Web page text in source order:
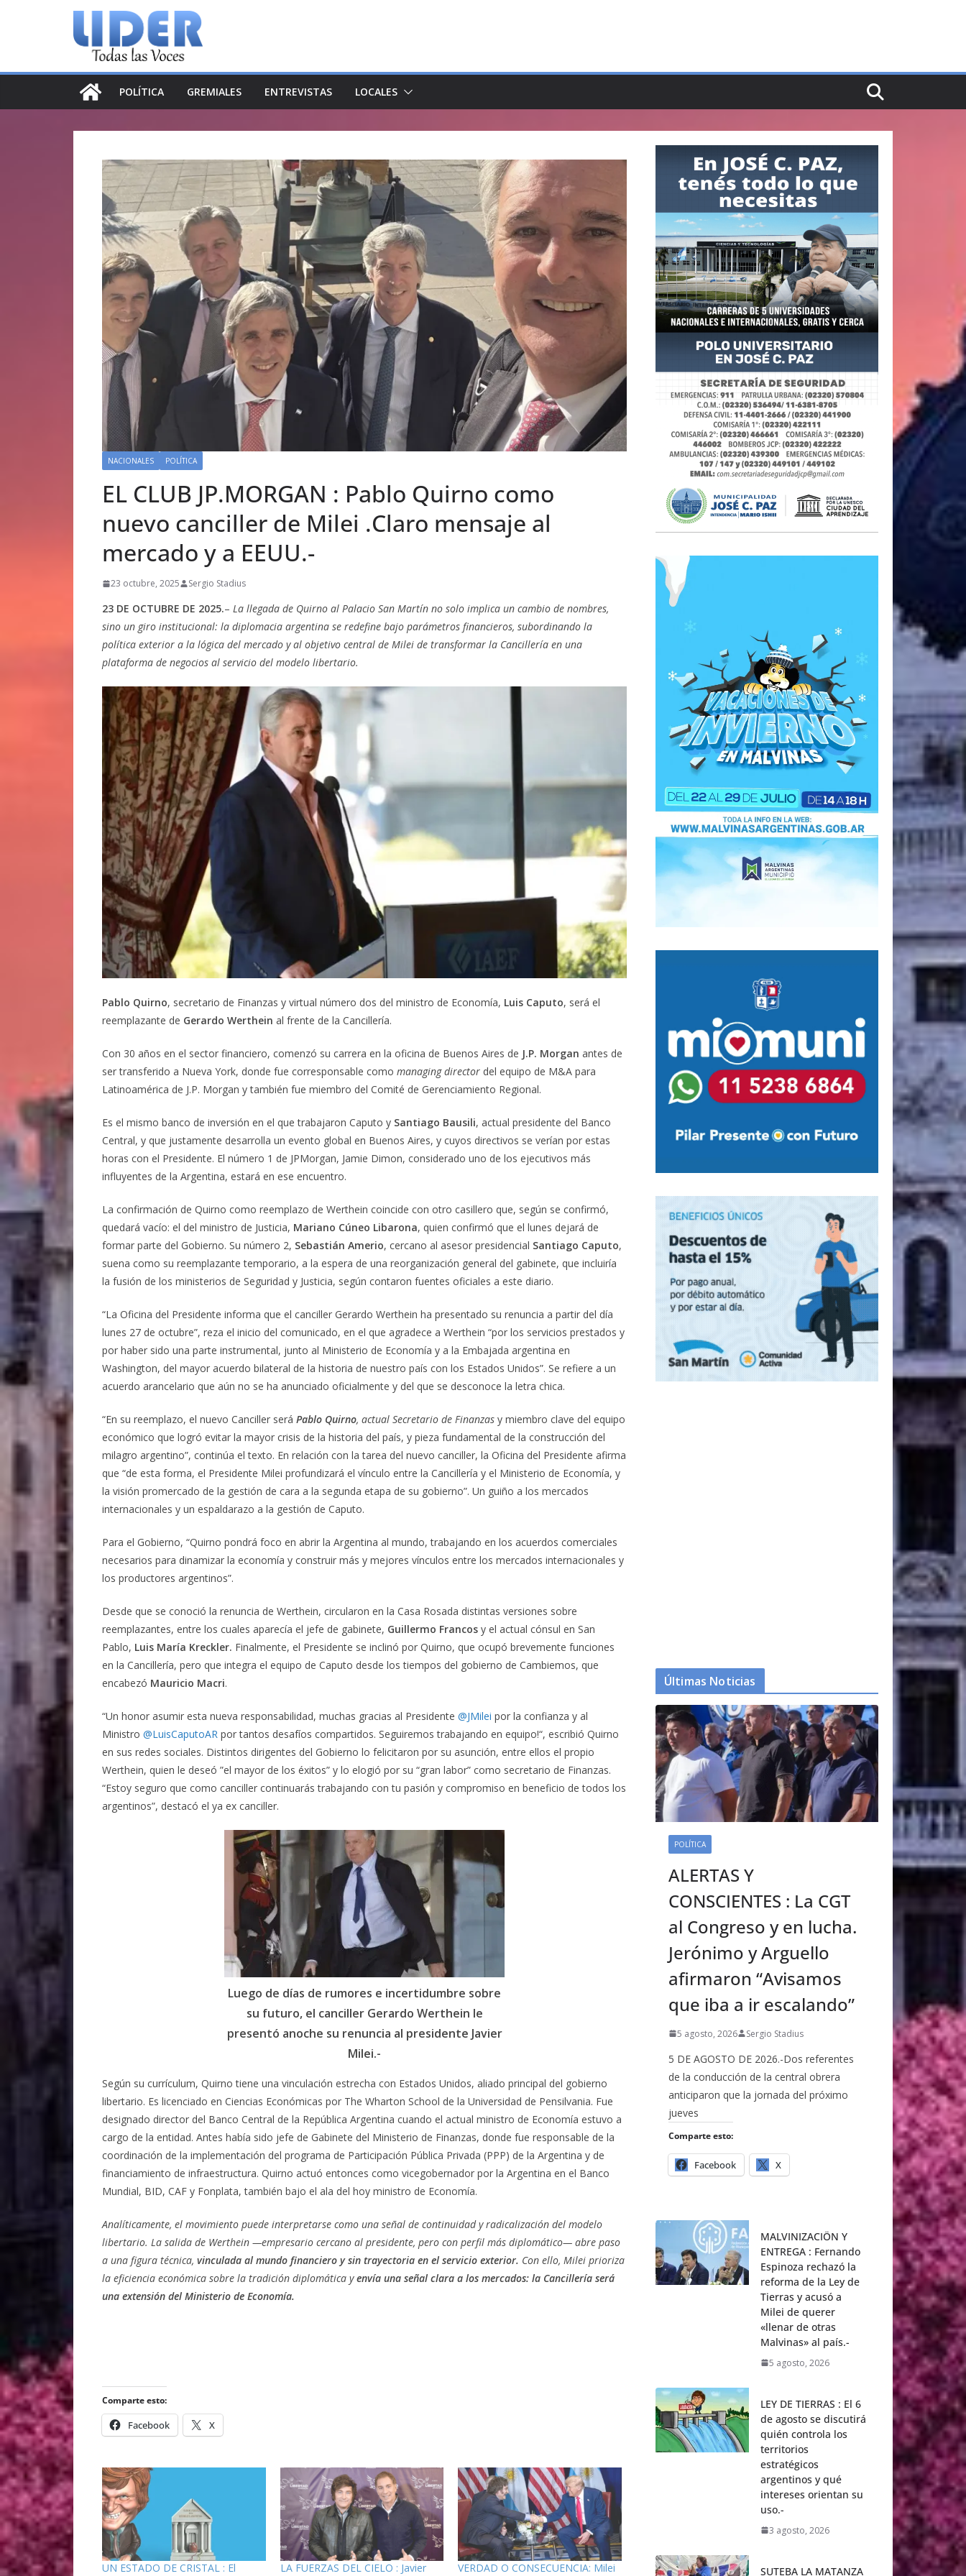
POLÍTICA GREMIALES ENTREVISTAS LOCALES
NACIONALES POLÍTICA
EL CLUB JP.MORGAN : Pablo Quirno como
nuevo canciller de Milei .Claro mensaje al
mercado y a EEUU.-
23 octubre, 2025 Sergio Stadius
23 DE OCTUBRE DE 2025.– La llegada de Quirno al Palacio San Martín no solo implica un cambio de nombres,
sino un giro institucional: la diplomacia argentina se redefine bajo parámetros financieros, subordinando la
política exterior a la lógica del mercado y al objetivo central de Milei de transformar la Cancillería en una
plataforma de negocios al servicio del modelo libertario.
Pablo Quirno, secretario de Finanzas y virtual número dos del ministro de Economía, Luis Caputo, será el
reemplazante de Gerardo Werthein al frente de la Cancillería.
Con 30 años en el sector financiero, comenzó su carrera en la oficina de Buenos Aires de J.P. Morgan antes de
ser transferido a Nueva York, donde fue corresponsable como managing director del equipo de M&A para
Latinoamérica de J.P. Morgan y también fue miembro del Comité de Gerenciamiento Regional.
Es el mismo banco de inversión en el que trabajaron Caputo y Santiago Bausili, actual presidente del Banco
Central, y que justamente desarrolla un evento global en Buenos Aires, y cuyos directivos se verían por estas
horas con el Presidente. El número 1 de JPMorgan, Jamie Dimon, considerado uno de los ejecutivos más
influyentes de la Argentina, estará en ese encuentro.
La confirmación de Quirno como reemplazo de Werthein coincide con otro casillero que, según se confirmó,
quedará vacío: el del ministro de Justicia, Mariano Cúneo Libarona, quien confirmó que el lunes dejará de
formar parte del Gobierno. Su número 2, Sebastián Amerio, cercano al asesor presidencial Santiago Caputo,
suena como su reemplazante temporario, a la espera de una reorganización general del gabinete, que incluiría
la fusión de los ministerios de Seguridad y Justicia, según contaron fuentes oficiales a este diario.
“La Oficina del Presidente informa que el canciller Gerardo Werthein ha presentado su renuncia a partir del día
lunes 27 de octubre”, reza el inicio del comunicado, en el que agradece a Werthein “por los servicios prestados y
por haber sido una parte instrumental, junto al Ministerio de Economía y a la Embajada argentina en
Washington, del mayor acuerdo bilateral de la historia de nuestro país con los Estados Unidos”. Se refiere a un
acuerdo arancelario que aún no se ha anunciado oficialmente y del que se desconoce la letra chica.
“En su reemplazo, el nuevo Canciller será Pablo Quirno, actual Secretario de Finanzas y miembro clave del equipo
económico que logró evitar la mayor crisis de la historia del país, y pieza fundamental de la construcción del
milagro argentino”, continúa el texto. En relación con la tarea del nuevo canciller, la Oficina del Presidente afirma
que “de esta forma, el Presidente Milei profundizará el vínculo entre la Cancillería y el Ministerio de Economía, y
la visión promercado de la gestión de cara a la segunda etapa de su gobierno”. Un guiño a los mercados
internacionales y un espaldarazo a la gestión de Caputo.
Para el Gobierno, “Quirno pondrá foco en abrir la Argentina al mundo, trabajando en los acuerdos comerciales
necesarios para dinamizar la economía y construir más y mejores vínculos entre los mercados internacionales y
los productores argentinos”.
Desde que se conoció la renuncia de Werthein, circularon en la Casa Rosada distintas versiones sobre
reemplazantes, entre los cuales aparecía el jefe de gabinete, Guillermo Francos y el actual cónsul en San
Pablo, Luis María Kreckler. Finalmente, el Presidente se inclinó por Quirno, que ocupó brevemente funciones
en la Cancillería, pero que integra el equipo de Caputo desde los tiempos del gobierno de Cambiemos, que
encabezó Mauricio Macri.
“Un honor asumir esta nueva responsabilidad, muchas gracias al Presidente @JMilei por la confianza y al
Ministro @LuisCaputoAR por tantos desafíos compartidos. Seguiremos trabajando en equipo!“, escribió Quirno
en sus redes sociales. Distintos dirigentes del Gobierno lo felicitaron por su asunción, entre ellos el propio
Werthein, quien le deseó ”el mayor de los éxitos” y lo elogió por su “gran labor” como secretario de Finanzas.
“Estoy seguro que como canciller continuarás trabajando con tu pasión y compromiso en beneficio de todos los
argentinos”, destacó el ya ex canciller.
Luego de días de rumores e incertidumbre sobre
su futuro, el canciller Gerardo Werthein le
presentó anoche su renuncia al presidente Javier
Milei.-
Según su currículum, Quirno tiene una vinculación estrecha con Estados Unidos, aliado principal del gobierno
libertario. Es licenciado en Ciencias Económicas por The Wharton School de la Universidad de Pensilvania. Fue
designado director del Banco Central de la República Argentina cuando el actual ministro de Economía estuvo a
cargo de la entidad. Antes había sido jefe de Gabinete del Ministerio de Finanzas, donde fue responsable de la
coordinación de la implementación del programa de Participación Pública Privada (PPP) de la Argentina y de
financiamiento de infraestructura. Quirno actuó entonces como vicegobernador por la Argentina en el Banco
Mundial, BID, CAF y Fonplata, también bajo el ala del hoy ministro de Economía.
Analíticamente, el movimiento puede interpretarse como una señal de continuidad y radicalización del modelo
libertario. La salida de Werthein —empresario cercano al presidente, pero con perfil más diplomático— abre paso
a una figura técnica, vinculada al mundo financiero y sin trayectoria en el servicio exterior. Con ello, Milei prioriza
la eficiencia económica sobre la tradición diplomática yenvía una señal clara a los mercados: la Cancillería será
una extensión del Ministerio de Economía.
Comparte esto:
Facebook X
UN ESTADO DE CRISTAL : El
LA FUERZAS DEL CIELO : Javier
VERDAD O CONSECUENCIA: Milei
Últimas Noticias
POLÍTICA
ALERTAS Y
CONSCIENTES : La CGT
al Congreso y en lucha.
Jerónimo y Arguello
afirmaron “Avisamos
que iba a ir escalando”
5 agosto, 2026 Sergio Stadius
5 DE AGOSTO DE 2026.-Dos referentes
de la conducción de la central obrera
anticiparon que la jornada del próximo
jueves
Comparte esto:
Facebook X
MALVINIZACIÖN Y
ENTREGA : Fernando
Espinoza rechazó la
reforma de la Ley de
Tierras y acusó a
Milei de querer
«llenar de otras
Malvinas» al país.-
5 agosto, 2026
LEY DE TIERRAS : El 6
de agosto se discutirá
quién controla los
territorios
estratégicos
argentinos y qué
intereses orientan su
uso.-
3 agosto, 2026
SUTEBA LA MATANZA